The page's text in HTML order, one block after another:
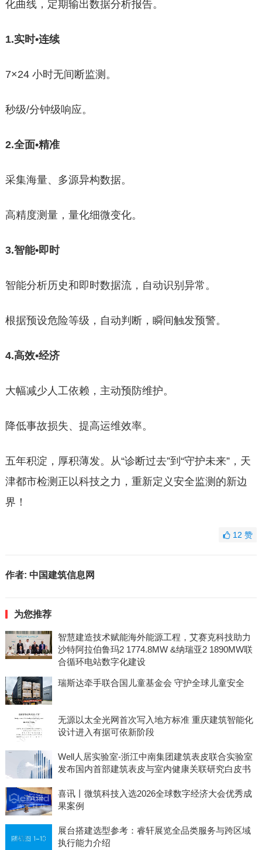
化曲线，定期输出数据分析报告。
1.实时•连续
7×24 小时无间断监测。
秒级/分钟级响应。
2.全面•精准
采集海量、多源异构数据。
高精度测量，量化细微变化。
3.智能•即时
智能分析历史和即时数据流，自动识别异常。
根据预设危险等级，自动判断，瞬间触发预警。
4.高效•经济
大幅减少人工依赖，主动预防维护。
降低事故损失、提高运维效率。
五年积淀，厚积薄发。从“诊断过去”到“守护未来”，天
津都市检测正以科技之力，重新定义安全监测的新边
界！
12赞
作者: 中国建筑信息网
为您推荐
智慧建造技术赋能海外能源工程，艾赛克科技助力
沙特阿拉伯鲁玛2 1774.8MW &纳瑞亚2 1890MW联
合循环电站数字化建设
瑞斯达牵手联合国儿童基金会 守护全球儿童安全
无源以太全光网首次写入地方标准 重庆建筑智能化
设计进入有据可依新阶段
Well人居实验室-浙江中南集团建筑表皮联合实验室
发布国内首部建筑表皮与室内健康关联研究白皮书
喜讯丨微筑科技入选2026全球数字经济大会优秀成
果案例
展台搭建选型参考：睿轩展览全品类服务与跨区域
执行能力介绍